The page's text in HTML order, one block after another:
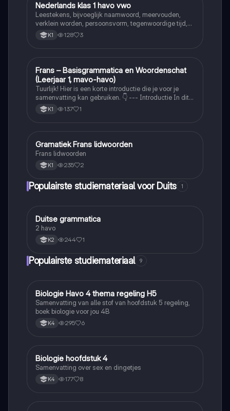
Nederlands
Nederlands klas 1 havo vwo
Leestekens, bijvoeglijk naamwoord, meervouden,
verklein worden, persoonsvorm, tegenwoordige tijd,
persoonsvorm verleden tijd van zwakke en sterke
werkwoorden, voltooid en onvoltooid deelwoord,
K1 128 3
Frans
Frans – Basisgrammatica en Woordenschat
(Leerjaar 1, mavo-havo)
Tuurlijk! Hier is een korte introductie die je voor je
samenvatting kan gebruiken. 👇 --- Introductie In dit
schrift staat alle belangrijke Franse grammatica en
woordenschat die je moet kennen in het eerste
K1 137 1
Frans
Gramatiek Frans lidwoorden
Frans lidwoorden
K1 235 2
Populairste studiemateriaal voor Duits 1
Duits
Duitse grammatica
2 havo
K2 244 1
Populairste studiemateriaal 9
Biologie
Biologie Havo 4 thema regeling H5
Samenvatting van alle stof van hoofdstuk 5 regeling,
boek biologie voor jou 4B
K4 295 6
Biologie
Biologie hoofdstuk 4
Samenvatting over sex en dingetjes
K4 177 8